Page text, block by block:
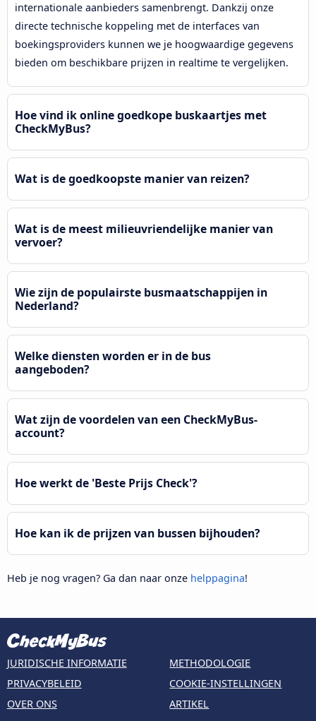
internationale aanbieders samenbrengt. Dankzij onze
directe technische koppeling met de interfaces van
boekingsproviders kunnen we je hoogwaardige gegevens
bieden om beschikbare prijzen in realtime te vergelijken.
Hoe vind ik online goedkope buskaartjes met
CheckMyBus?
Wat is de goedkoopste manier van reizen?
Wat is de meest milieuvriendelijke manier van
vervoer?
Wie zijn de populairste busmaatschappijen in
Nederland?
Welke diensten worden er in de bus
aangeboden?
Wat zijn de voordelen van een CheckMyBus-
account?
Hoe werkt de 'Beste Prijs Check'?
Hoe kan ik de prijzen van bussen bijhouden?
Heb je nog vragen? Ga dan naar onze helppagina!
JURIDISCHE INFORMATIE
PRIVACYBELEID
OVER ONS
METHODOLOGIE
COOKIE-INSTELLINGEN
ARTIKEL